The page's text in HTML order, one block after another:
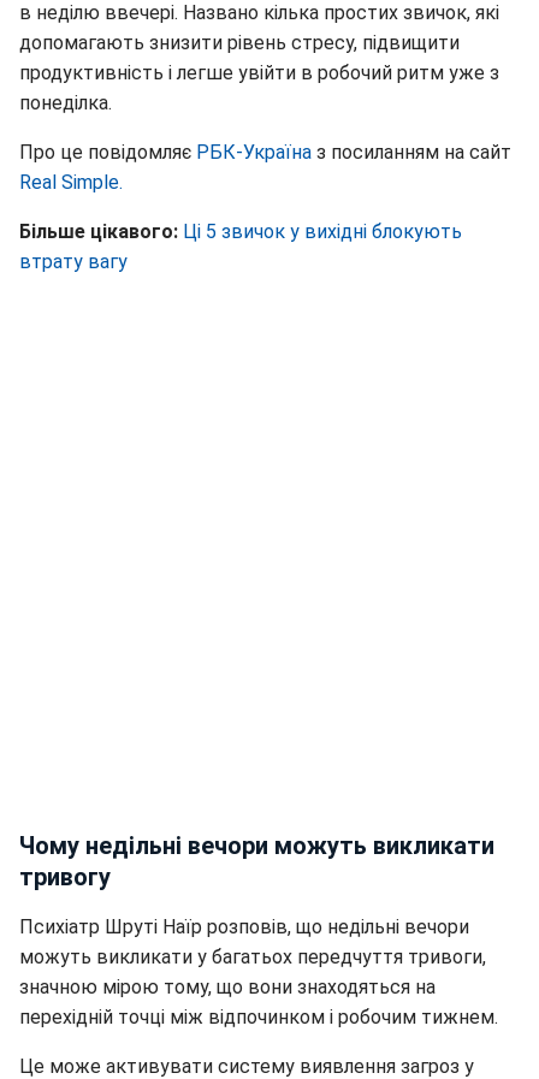
в неділю ввечері. Названо кілька простих звичок, які
допомагають знизити рівень стресу, підвищити
продуктивність і легше увійти в робочий ритм уже з
понеділка.
Про це повідомляє РБК-Україна з посиланням на сайт
Real Simple.
Більше цікавого: Ці 5 звичок у вихідні блокують
втрату вагу
Чому недільні вечори можуть викликати
тривогу
Психіатр Шруті Наїр розповів, що недільні вечори
можуть викликати у багатьох передчуття тривоги,
значною мірою тому, що вони знаходяться на
перехідній точці між відпочинком і робочим тижнем.
Це може активувати систему виявлення загроз у